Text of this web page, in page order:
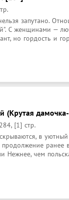
запутано.
С женщинами —
но гордость и
(Крутая
[1] стр.
в
продолжение
Нежнее, чем